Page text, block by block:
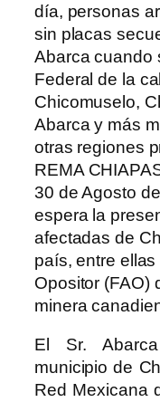
día, personas
sin placas
Abarca cuando
Federal de la
Chicomuselo,
Abarca y más
otras regiones
REMA
30 de Agosto
espera la
afectadas de
país, entre
Opositor (FAO)
minera
El Sr.
municipio de
Red Mexicana